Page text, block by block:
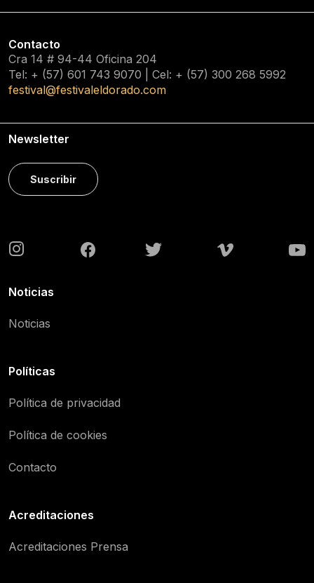
Contacto
Cra 14 # 94-44 Oficina 204
Tel: + (57) 601 743 9070 | Cel: + (57) 300 268 5992
festival@festivaleldorado.com
Newsletter
Suscribir
Noticias
Noticias
Políticas
Política de privacidad
Política de cookies
Contacto
Acreditaciones
Acreditaciones Prensa